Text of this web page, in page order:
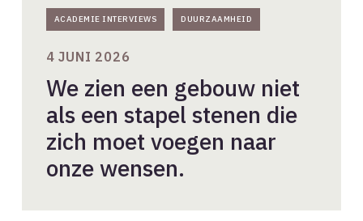
ACADEMIE INTERVIEWS DUURZAAMHEID
wensen.
We zien een gebouw niet
als een stapel stenen die
zich moet voegen naar
onze wensen.
4 JUNI 2026